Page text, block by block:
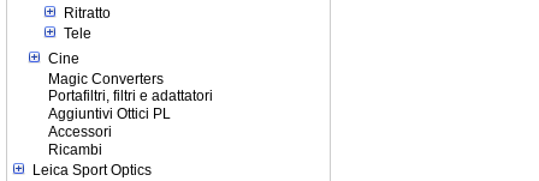
Ritratto
Tele
Cine
Magic Converters
Portafiltri, filtri e adattatori
Aggiuntivi Ottici PL
Accessori
Ricambi
Leica Sport Optics